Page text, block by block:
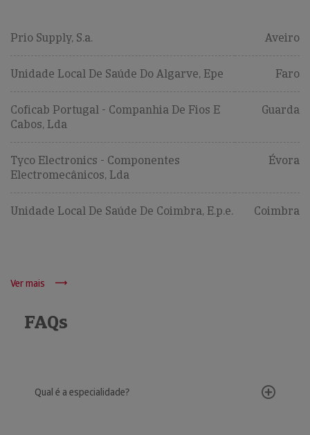
Prio Supply, S.a. Aveiro
Unidade Local De Saúde Do Algarve, Epe Faro
Coficab Portugal - Companhia De Fios E
Cabos, Lda
Guarda
Tyco Electronics - Componentes
Electromecânicos, Lda
Évora
Unidade Local De Saúde De Coimbra, E.p.e. Coimbra
Ver mais
FAQs
Qual é a especialidade?